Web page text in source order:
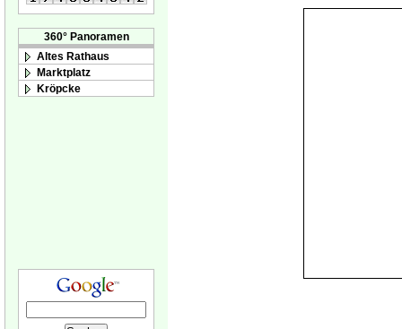
360° Panoramen
Altes Rathaus
Marktplatz
Kröpcke